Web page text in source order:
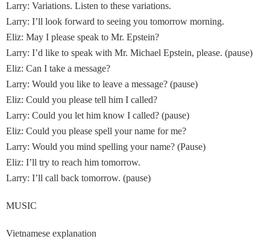
Larry: Variations. Listen to these variations.
Larry: I’ll look forward to seeing you tomorrow morning.
Eliz: May I please speak to Mr. Epstein?
Larry: I’d like to speak with Mr. Michael Epstein, please. (pause)
Eliz: Can I take a message?
Larry: Would you like to leave a message? (pause)
Eliz: Could you please tell him I called?
Larry: Could you let him know I called? (pause)
Eliz: Could you please spell your name for me?
Larry: Would you mind spelling your name? (Pause)
Eliz: I’ll try to reach him tomorrow.
Larry: I’ll call back tomorrow. (pause)
MUSIC
Vietnamese explanation